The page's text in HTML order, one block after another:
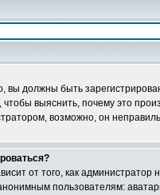
вы должны быть
выяснить, почему это
возможно, он
от того, как
пользователям: